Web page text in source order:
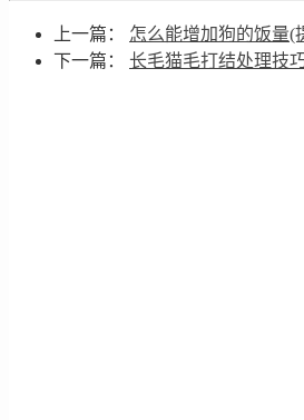
上一篇： 怎么能增加狗的饭量(
下一篇： 长毛猫毛打结处理技